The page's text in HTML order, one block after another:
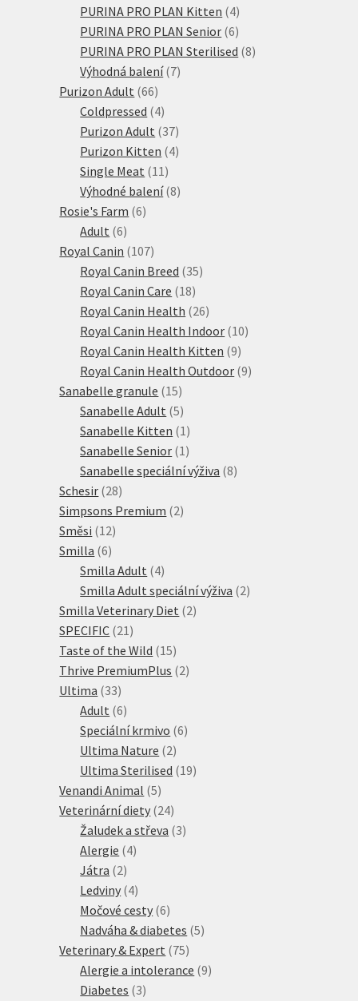
produktů
PURINA PRO PLAN Kitten 44
produkty
PURINA PRO PLAN Senior 66
produktů
PURINA PRO PLAN Sterilised 88
Výhodná balení 77
Purizon Adult 6666
produktů
Coldpressed 44
produkty
Purizon Adult 3737
produktů
Purizon Kitten 44
Single Meat 11 11
produktů
Výhodné balení 88
Rosie's Farm 66
Adult 66
produktů
Royal Canin 107107
produktů
Royal Canin Breed 3535
Royal Canin Care 1818
produktů
Royal Canin Health 2626
produktů
Royal Canin Health Indoor 1010
Royal Canin Health Kitten 99
produktů
Royal Canin Health Outdoor 99
Sanabelle granule 1515
produktů
Sanabelle Adult 55
produktů
Sanabelle Kitten 1 1
produkt
Sanabelle Senior 1 1
produkt
Sanabelle speciální výživa 88
Schesir 2828
produktů
Simpsons Premium 22
Směsi 1212
Smilla 66
produktů
Smilla Adult 44
produkty
Smilla Adult speciální výživa 22
Smilla Veterinary Diet 22
SPECIFIC 21 21
produktů
Taste of the Wild 1515
produktů
Thrive PremiumPlus 22
Ultima 3333
produktů
Adult 66
produktů
Speciální krmivo 66
Ultima Nature 22
produkty
Ultima Sterilised 1919
Venandi Animal 55
produktů
Veterinární diety 2424
produktů
Žaludek a střeva 33
Alergie 44
Játra 22
produkty
Ledviny 44
produkty
Močové cesty 66
produktů
Nadváha & diabetes 55
Veterinary & Expert 7575
produktů
Alergie a intolerance 99
Diabetes 33